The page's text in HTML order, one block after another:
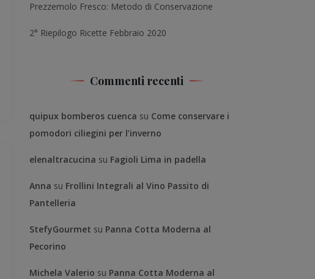
Prezzemolo Fresco: Metodo di Conservazione
2° Riepilogo Ricette Febbraio 2020
Commenti recenti
quipux bomberos cuenca su Come conservare i
pomodori ciliegini per l’inverno
elenaltracucina su Fagioli Lima in padella
Anna su Frollini Integrali al Vino Passito di
Pantelleria
StefyGourmet su Panna Cotta Moderna al
Pecorino
Michela Valerio su Panna Cotta Moderna al